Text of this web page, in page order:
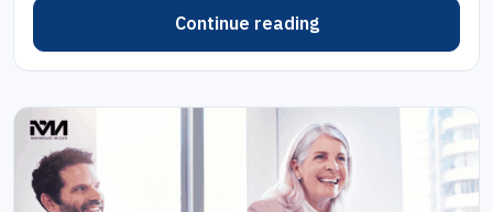
Continue reading